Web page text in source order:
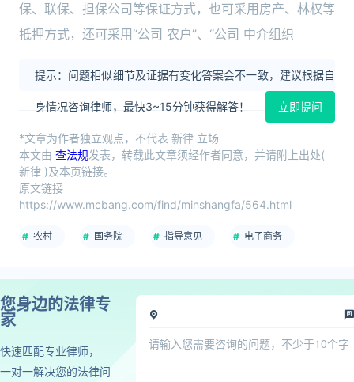
保、联保、担保公司等保证方式，也可采用房产、林权等
抵押方式，还可采用“公司 农户”、“公司 中介组织
提示：问题相似细节及证据有变化答案会不一致，建议根据自
身情况咨询律师，最快3~15分钟获得解答！ 立即提问
*文章为作者独立观点，不代表 新律 立场
本文由 查法规发表，转载此文章须经作者同意，并请附上出处(
新律 )及本页链接。
原文链接
https://www.mcbang.com/find/minshangfa/564.html
农村 国务院 指导意见 电子商务
您身边的法律专
家
快速匹配专业律师，
一对一解决您的法律问